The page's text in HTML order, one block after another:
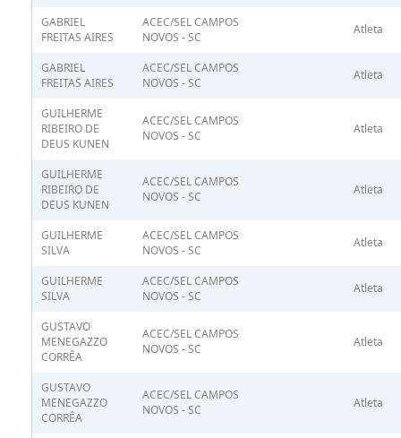
GABRIEL
FREITAS AIRES
ACEC/SEL CAMPOS
NOVOS - SC
Atleta
GABRIEL
FREITAS AIRES
ACEC/SEL CAMPOS
NOVOS - SC
Atleta
GUILHERME
RIBEIRO DE
DEUS KUNEN
ACEC/SEL CAMPOS
NOVOS - SC
Atleta
GUILHERME
RIBEIRO DE
DEUS KUNEN
ACEC/SEL CAMPOS
NOVOS - SC
Atleta
GUILHERME
SILVA
ACEC/SEL CAMPOS
NOVOS - SC
Atleta
GUILHERME
SILVA
ACEC/SEL CAMPOS
NOVOS - SC
Atleta
GUSTAVO
MENEGAZZO
CORRÊA
ACEC/SEL CAMPOS
NOVOS - SC
Atleta
GUSTAVO
MENEGAZZO
CORRÊA
ACEC/SEL CAMPOS
NOVOS - SC
Atleta